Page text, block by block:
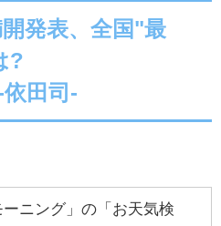
発表、全国"最
?
田司-
ニング」の「お天気検